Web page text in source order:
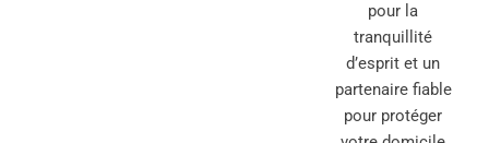
pour la
tranquillité
d’esprit et un
partenaire fiable
pour protéger